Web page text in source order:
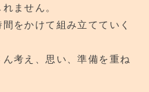
ません。
をかけて組み立てていく
考え、思い、準備を重ね